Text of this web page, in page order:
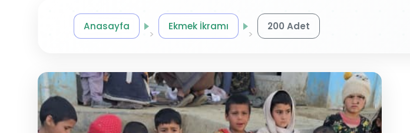
Anasayfa Ekmek İkramı 200 Adet